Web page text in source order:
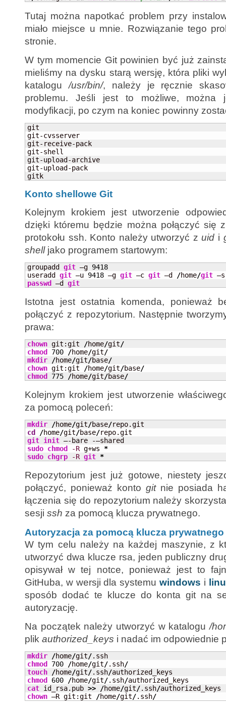
Tutaj można napotkać problem przy
miało miejsce u mnie. Rozwiązanie tego
stronie.
W tym momencie Git powinien być już
mieliśmy na dysku starą wersję, która pliki
katalogu/usr/bin/, należy je ręcznie
problemu. Jeśli jest to możliwe, można
modyfikacji, po czym na koniec powinny
git
git-cvsserver
git-receive-pack
git-shell
git-upload-archive
git-upload-pack
gitk
Konto shellowe Git
Kolejnym krokiem jest utworzenie
dzięki któremu będzie można połączyć się
protokołu ssh. Konto należy utworzyć zuid i
shelljako programem startowym:
groupadd git –g 9418
useradd git –u 9418 –g git –c git –d /home/git
passwd –d git
Istotna jest ostatnia komenda, ponieważ
połączyć z repozytorium. Następnie
prawa:
chown git:git /home/git/
chmod 700 /home/git/
mkdir
/home/git/base/
chown git:git /home/git/base/
chmod 775 /home/git/base/
Kolejnym krokiem jest utworzenie
za pomocą poleceń:
mkdir /home/git/base/
cd
/home/git/base/
git init
sudo chmod -R g+ws *
sudo chgrp -R git *
Repozytorium jest już gotowe, niestety
połączyć, ponieważ konto gitnie posiada
łączenia się do repozytorium należy
sesji ssh za pomocą klucza prywatnego.
Autoryzacja za pomocą klucza prywatnego
W tym celu należy na każdej maszynie, z
utworzyć dwa klucze rsa, jeden publiczny
opisywał w tej notce, ponieważ jest to
GitHuba, w wersji dla systemuwindows i
sposób dodać te klucze do konta git na
autoryzację.
Na początek należy utworzyć w katalogu/
plik authorized_keys i nadać im odpowiednie
mkdir /home/git/
chmod
700 /home/git/.ssh/
touch /home/git/.ssh/
chmod
600 /home/git/.ssh/
cat id_rsa.pub >> /home/git/.ssh/
chown –R git:git /home/git/.ssh/